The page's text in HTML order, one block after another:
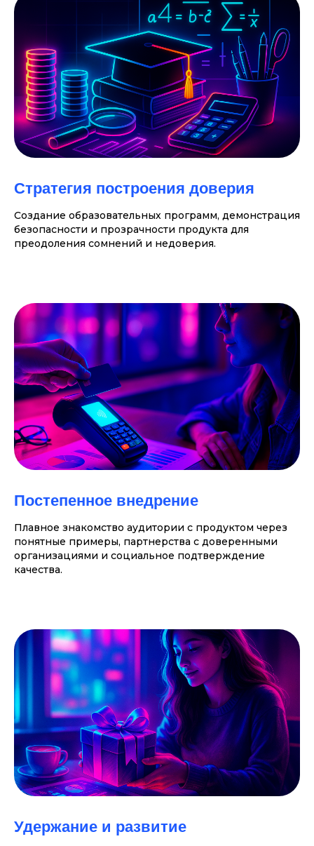
Стратегия построения доверия
Создание образовательных программ, демонстрация
безопасности и прозрачности продукта для
преодоления сомнений и недоверия.
Постепенное внедрение
Плавное знакомство аудитории с продуктом через
понятные примеры, партнерства с доверенными
организациями и социальное подтверждение
качества.
Удержание и развитие